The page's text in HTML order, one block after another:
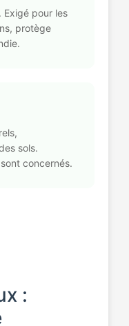
Exigé pour les
protège
sols.
concernés.
: